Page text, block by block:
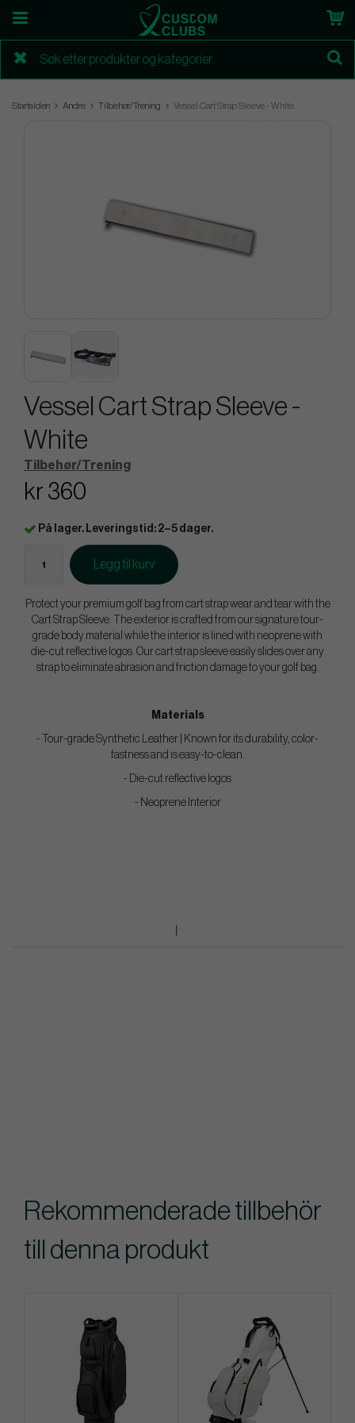
Startsiden Andre Tilbehør/Trening Vessel Cart Strap Sleeve - White
Vessel Cart Strap Sleeve -
White
Tilbehør/Trening
kr 360
På lager. Leveringstid: 2–5 dager.
Legg til kurv
Protect your premium golf bag from cart strap wear and tear with the
Cart Strap Sleeve. The exterior is crafted from our signature tour-
grade body material while the interior is lined with neoprene with
die-cut reflective logos. Our cart strap sleeve easily slides over any
strap to eliminate abrasion and friction damage to your golf bag.
Materials
- Tour-grade Synthetic Leather | Known for its durability, color-
fastness and is easy-to-clean.
- Die-cut reflective logos
- Neoprene Interior
Rekommenderade tillbehör
till denna produkt